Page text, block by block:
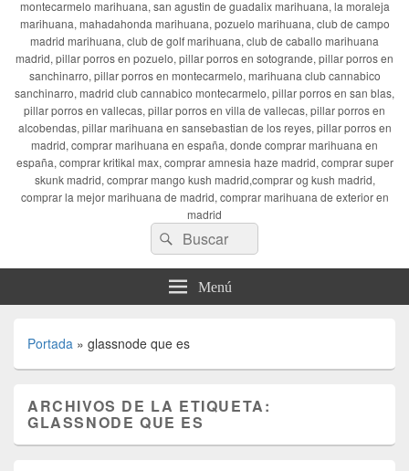
montecarmelo marihuana, san agustin de guadalix marihuana, la moraleja
marihuana, mahadahonda marihuana, pozuelo marihuana, club de campo
madrid marihuana, club de golf marihuana, club de caballo marihuana
madrid, pillar porros en pozuelo, pillar porros en sotogrande, pillar porros en
sanchinarro, pillar porros en montecarmelo, marihuana club cannabico
sanchinarro, madrid club cannabico montecarmelo, pillar porros en san blas,
pillar porros en vallecas, pillar porros en villa de vallecas, pillar porros en
alcobendas, pillar marihuana en sansebastian de los reyes, pillar porros en
madrid, comprar marihuana en españa, donde comprar marihuana en
españa, comprar kritikal max, comprar amnesia haze madrid, comprar super
skunk madrid, comprar mango kush madrid,comprar og kush madrid,
comprar la mejor marihuana de madrid, comprar marihuana de exterior en
madrid
Buscar
por:
Buscar
Menú
Portada » glassnode que es
ARCHIVOS DE LA ETIQUETA:
GLASSNODE QUE ES